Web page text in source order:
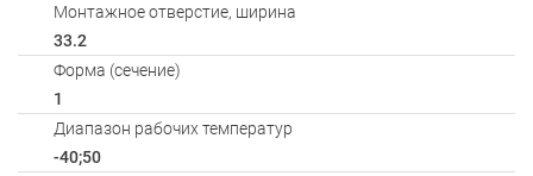
Монтажное отверстие, ширина
33.2
Форма (сечение)
1
Диапазон рабочих температур
-40;50